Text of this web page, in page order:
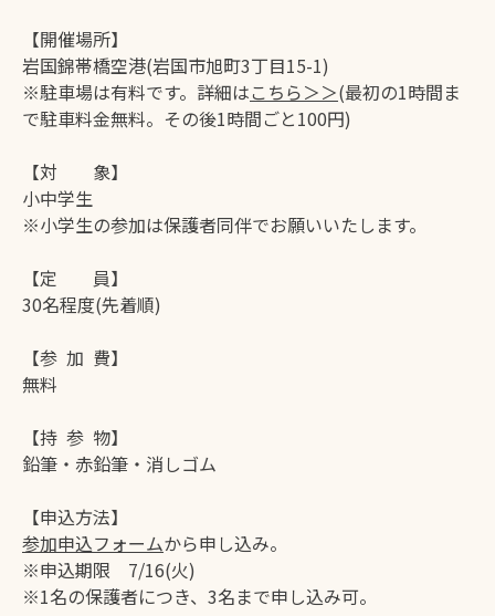
【開催場所】
岩国錦帯橋空港(岩国市旭町3丁目15-1)
※駐車場は有料です。詳細はこちら＞＞(最初の1時間ま
で駐車料金無料。その後1時間ごと100円)
【対 象】
小中学生
※小学生の参加は保護者同伴でお願いいたします。
【定 員】
30名程度(先着順)
【参 加 費】
無料
【持 参 物】
鉛筆・赤鉛筆・消しゴム
【申込方法】
参加申込フォームから申し込み。
※申込期限 7/16(火)
※1名の保護者につき、3名まで申し込み可。